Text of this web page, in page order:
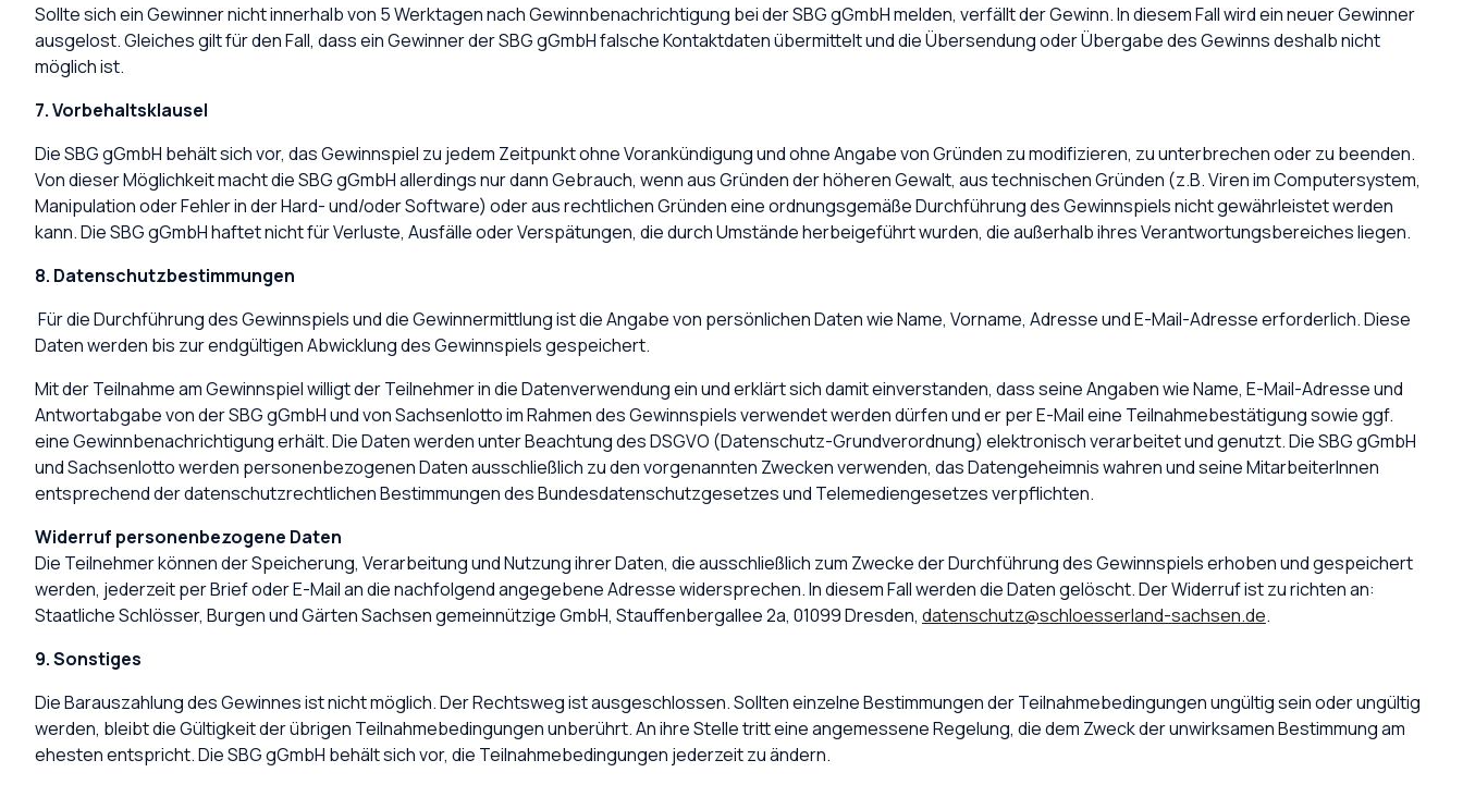
Sollte sich ein Gewinner nicht innerhalb von 5 Werktagen nach Gewinnbenachrichtigung bei der SBG gGmbH melden, verfällt der Gewinn. In diesem Fall wird ein neuer Gewinner
ausgelost. Gleiches gilt für den Fall, dass ein Gewinner der SBG gGmbH falsche Kontaktdaten übermittelt und die Übersendung oder Übergabe des Gewinns deshalb nicht
möglich ist.
7. Vorbehaltsklausel
Die SBG gGmbH behält sich vor, das Gewinnspiel zu jedem Zeitpunkt ohne Vorankündigung und ohne Angabe von Gründen zu modifizieren, zu unterbrechen oder zu beenden.
Von dieser Möglichkeit macht die SBG gGmbH allerdings nur dann Gebrauch, wenn aus Gründen der höheren Gewalt, aus technischen Gründen (z.B. Viren im Computersystem,
Manipulation oder Fehler in der Hard- und/oder Software) oder aus rechtlichen Gründen eine ordnungsgemäße Durchführung des Gewinnspiels nicht gewährleistet werden
kann. Die SBG gGmbH haftet nicht für Verluste, Ausfälle oder Verspätungen, die durch Umstände herbeigeführt wurden, die außerhalb ihres Verantwortungsbereiches liegen.
8. Datenschutzbestimmungen
Für die Durchführung des Gewinnspiels und die Gewinnermittlung ist die Angabe von persönlichen Daten wie Name, Vorname, Adresse und E-Mail-Adresse erforderlich. Diese
Daten werden bis zur endgültigen Abwicklung des Gewinnspiels gespeichert.
Mit der Teilnahme am Gewinnspiel willigt der Teilnehmer in die Datenverwendung ein und erklärt sich damit einverstanden, dass seine Angaben wie Name, E-Mail-Adresse und
Antwortabgabe von der SBG gGmbH und von Sachsenlotto im Rahmen des Gewinnspiels verwendet werden dürfen und er per E-Mail eine Teilnahmebestätigung sowie ggf.
eine Gewinnbenachrichtigung erhält. Die Daten werden unter Beachtung des DSGVO (Datenschutz-Grundverordnung) elektronisch verarbeitet und genutzt. Die SBG gGmbH
und Sachsenlotto werden personenbezogenen Daten ausschließlich zu den vorgenannten Zwecken verwenden, das Datengeheimnis wahren und seine MitarbeiterInnen
entsprechend der datenschutzrechtlichen Bestimmungen des Bundesdatenschutzgesetzes und Telemediengesetzes verpflichten.
Widerruf personenbezogene Daten
Die Teilnehmer können der Speicherung, Verarbeitung und Nutzung ihrer Daten, die ausschließlich zum Zwecke der Durchführung des Gewinnspiels erhoben und gespeichert
werden, jederzeit per Brief oder E-Mail an die nachfolgend angegebene Adresse widersprechen. In diesem Fall werden die Daten gelöscht. Der Widerruf ist zu richten an:
Staatliche Schlösser, Burgen und Gärten Sachsen gemeinnützige GmbH, Stauffenbergallee 2a, 01099 Dresden, datenschutz@schloesserland-sachsen.de.
9. Sonstiges
Die Barauszahlung des Gewinnes ist nicht möglich. Der Rechtsweg ist ausgeschlossen. Sollten einzelne Bestimmungen der Teilnahmebedingungen ungültig sein oder ungültig
werden, bleibt die Gültigkeit der übrigen Teilnahmebedingungen unberührt. An ihre Stelle tritt eine angemessene Regelung, die dem Zweck der unwirksamen Bestimmung am
ehesten entspricht. Die SBG gGmbH behält sich vor, die Teilnahmebedingungen jederzeit zu ändern.